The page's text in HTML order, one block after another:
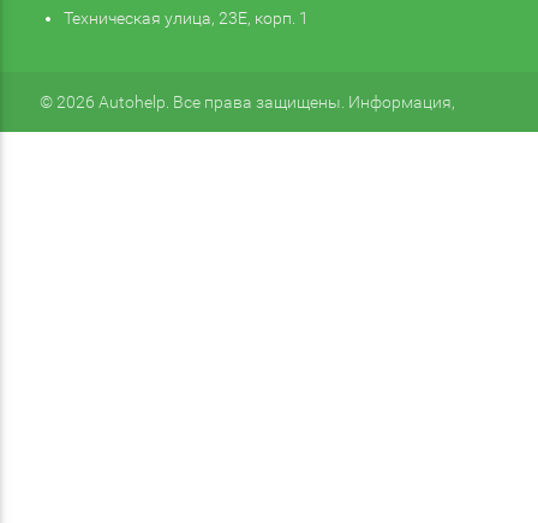
Техническая улица, 23Е, корп. 1
© 2026 Autohelp. Все права защищены. Информация,